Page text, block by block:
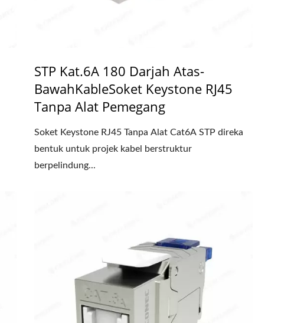
STP Kat.6A 180 Darjah Atas-
BawahKableSoket Keystone RJ45
Tanpa Alat Pemegang
Soket Keystone RJ45 Tanpa Alat Cat6A STP direka
bentuk untuk projek kabel berstruktur
berpelindung...